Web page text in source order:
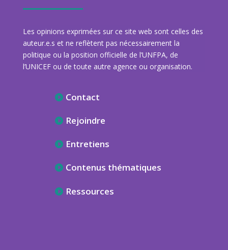
Les opinions exprimées sur ce site web sont celles des
auteur.e.s et ne reflètent pas nécessairement la
politique ou la position officielle de l’UNFPA, de
l’UNICEF ou de toute autre agence ou organisation.
Contact
Rejoindre
Entretiens
Contenus thématiques
Ressources